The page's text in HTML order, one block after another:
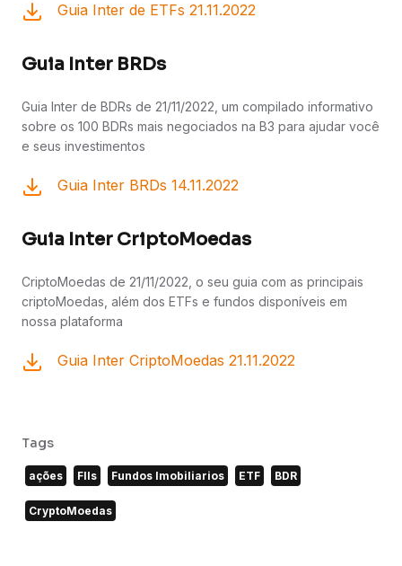
Guia Inter de ETFs 21.11.2022
Guia Inter BRDs
Guia Inter de BDRs de 21/11/2022, um compilado informativo
sobre os 100 BDRs mais negociados na B3 para ajudar você
e seus investimentos
Guia Inter BRDs 14.11.2022
Guia Inter CriptoMoedas
CriptoMoedas de 21/11/2022, o seu guia com as principais
criptoMoedas, além dos ETFs e fundos disponíveis em
nossa plataforma
Guia Inter CriptoMoedas 21.11.2022
Tags
ações FIIs Fundos Imobiliarios ETF BDR
CryptoMoedas